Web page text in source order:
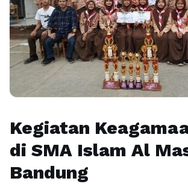
Kegiatan
di SMA Islam Al
Bandung